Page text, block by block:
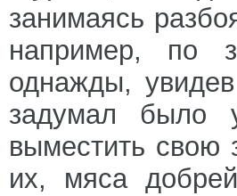
занимаясь
например, по
однажды,
задумал было
выместить свою
их, мяса